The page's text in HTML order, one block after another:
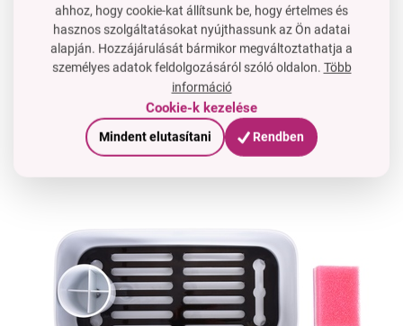
praktikuscsepegtető állítható csapadékgyűjtővel,
amelyetsaját igényeid szerint állíthatsz be
mosott edényekből származó víz
mosogatóba folyik
ahhoz, hogy cookie-kat állítsunk be, hogy értelmes és
hasznos szolgáltatásokat nyújthassunk az Ön adatai
alapján. Hozzájárulását bármikor megváltoztathatja a
személyes adatok feldolgozásáról szóló oldalon. Több
információ
Cookie-k kezelése
Mindent elutasítani Rendben